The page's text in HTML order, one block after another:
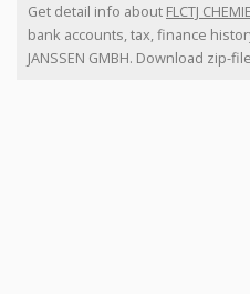
Get detail info about FLCTJ
bank accounts, tax, finance history
JANSSEN GMBH. Download zip-file